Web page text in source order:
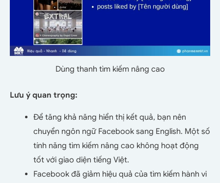
Dùng thanh tìm kiếm nâng cao
Lưu ý quan trọng:
Để tăng khả năng hiển thị kết quả, bạn nên
chuyển ngôn ngữ Facebook sang English. Một số
tính năng tìm kiếm nâng cao không hoạt động
tốt với giao diện tiếng Việt.
Facebook đã giảm hiệu quả của tìm kiếm hành vi